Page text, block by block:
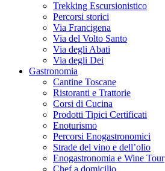
Trekking Escursionistico
Percorsi storici
Via Francigena
Via del Volto Santo
Via degli Abati
Via degli Dei
Gastronomia
Cantine Toscane
Ristoranti e Trattorie
Corsi di Cucina
Prodotti Tipici Certificati
Enoturismo
Percorsi Enogastronomici
Strade del vino e dell’olio
Enogastronomia e Wine Tour